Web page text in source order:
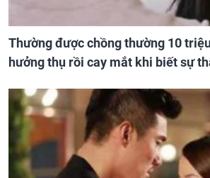
Thường được chồng thường 10
hưởng thụ rồi cay mắt khi biết sự